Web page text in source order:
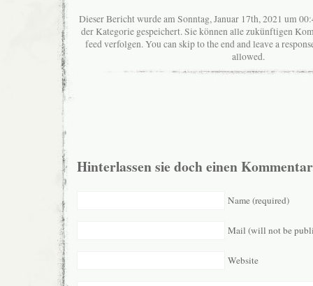
Dieser Bericht wurde am Sonntag, Januar 17th, 2021 um
der Kategorie gespeichert. Sie können alle zukünftigen
feed verfolgen. You can skip to the end and leave a
allowed.
Hinterlassen sie doch einen
Name (required)
Mail (will not be
Website